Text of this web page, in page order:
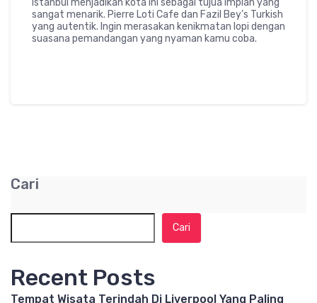
Istanbul menjadikan kota ini sebagai tujua impian yang
sangat menarik. Pierre Loti Cafe dan Fazil Bey’s Turkish
yang autentik. Ingin merasakan kenikmatan lopi dengan
suasana pemandangan yang nyaman kamu coba.
Cari
Cari
Recent Posts
Tempat Wisata Terindah Di Liverpool Yang Paling